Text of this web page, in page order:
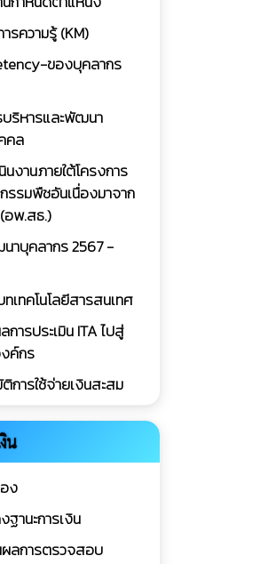
รความรู้ (KM)
ของบุคลากร
บริหารและพัฒนา
คล
นงานภายใต้โครงการ
รมพืชอันเนื่องมาจาก
อพ.สธ.)
าบุคลากร 2567 -
เทคโนโลยีสารสนเทศ
การประเมิน ITA ไปสู่
ค์กร
การใช้จ่ายเงินสะสม
น
ง
านะการเงิน
ผลการตรวจสอบ